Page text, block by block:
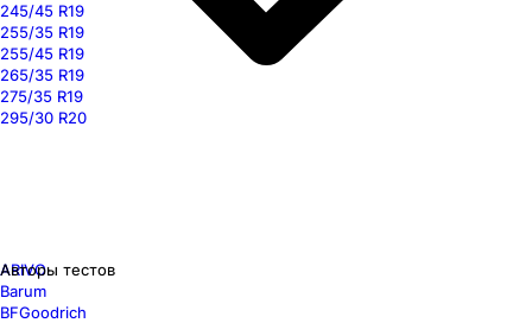
245/45 R19
255/35 R19
255/45 R19
265/35 R19
275/35 R19
295/30 R20
ARIVO
Barum
BFGoodrich
Авторы тестов